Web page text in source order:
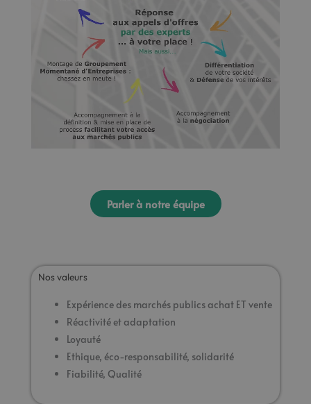
Parler à notre équipe
Nos valeurs
Expérience des marchés publics achat ET vente
Réactivité et adaptation
Loyauté
Ethique, éco-responsabilité, solidarité
Fiabilité, Qualité